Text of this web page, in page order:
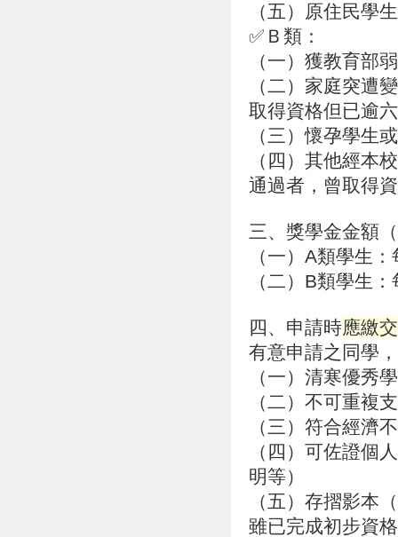
（五）原住民學生
✅Ｂ類：
（一）獲教育部
（二）家庭突遭
取得資格但已逾
（三）懷孕學生
（四）其他經本
通過者，曾取得
三、獎學金金額
（一）A類學生
（二）B類學生
四、申請時應繳
有意申請之同學
（一）清寒優秀
（二）不可重複
（三）符合經濟
（四）可佐證個
明等）
（五）存摺影本
雖已完成初步資